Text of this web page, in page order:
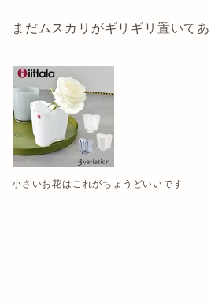
まだムスカリがギリギリ置いて
小さいお花はこれがちょうどいいです